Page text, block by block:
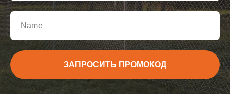
ЗАПРОСИТЬ ПРОМОКОД